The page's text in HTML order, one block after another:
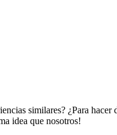
similares? ¿Para
idea que nosotros!